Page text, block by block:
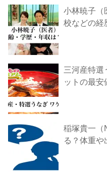
小林暁子（
校などの経
三河産特選
ットの最安
稲塚貴一（
る？体重や